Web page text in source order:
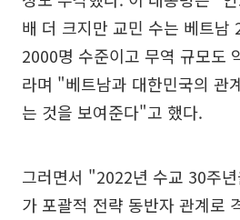
배 더 크지만 교민 수는 베트남
2000명 수준이고 무역 규모도
라며 "베트남과 대한민국의 관
는 것을 보여준다"고 했다.
그러면서 "2022년 수교 30주
가 포괄적 전략 동반자 관계로